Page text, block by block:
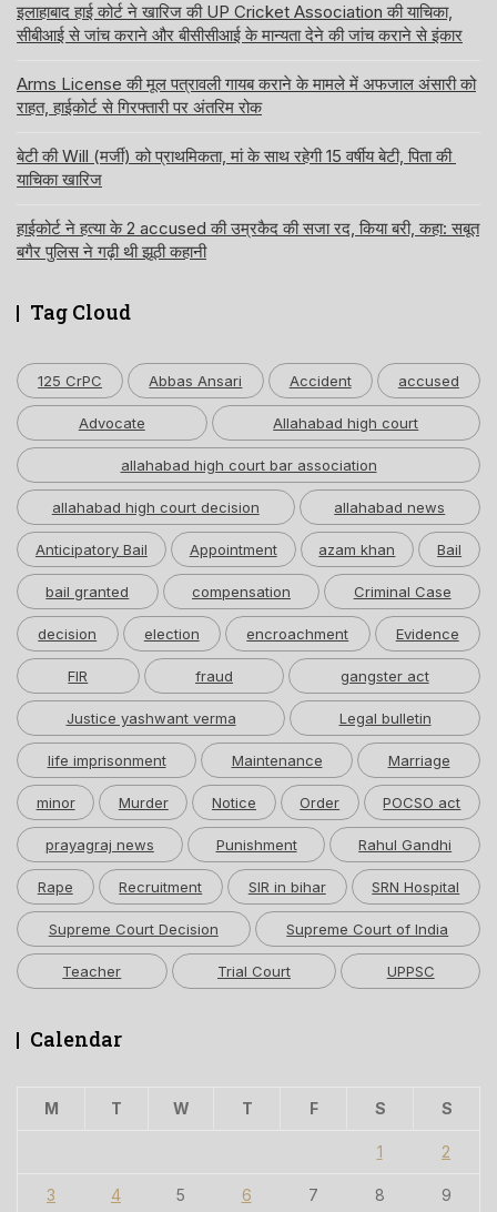
इलाहाबाद हाई कोर्ट ने खारिज की UP Cricket Association की याचिका,
सीबीआई से जांच कराने और बीसीसीआई के मान्यता देने की जांच कराने से इंकार
Arms License की मूल पत्रावली गायब कराने के मामले में अफजाल अंसारी को
राहत, हाईकोर्ट से गिरफ्तारी पर अंतरिम रोक
बेटी की Will (मर्जी) को प्राथमिकता, मां के साथ रहेगी 15 वर्षीय बेटी, पिता की
याचिका खारिज
हाईकोर्ट ने हत्या के 2 accused की उम्रकैद की सजा रद, किया बरी, कहा: सबूत
बगैर पुलिस ने गढ़ी थी झूठी कहानी
Tag Cloud
125 CrPC Abbas Ansari Accident accused
Advocate Allahabad high court
allahabad high court bar association
allahabad high court decision allahabad news
Anticipatory Bail Appointment azam khan Bail
bail granted compensation Criminal Case
decision election encroachment Evidence
FIR fraud gangster act
Justice yashwant verma Legal bulletin
life imprisonment Maintenance Marriage
minor Murder Notice Order POCSO act
prayagraj news Punishment Rahul Gandhi
Rape Recruitment SIR in bihar SRN Hospital
Supreme Court Decision Supreme Court of India
Teacher Trial Court UPPSC
Calendar
M T W T F S S
1 2
3 4 5 6 7 8 9